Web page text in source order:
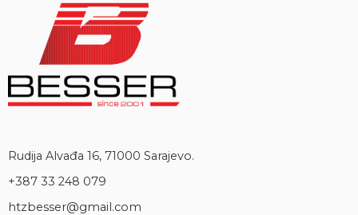
Rudija Alvađa 16, 71000 Sarajevo.
+387 33 248 079
htzbesser@gmail.com